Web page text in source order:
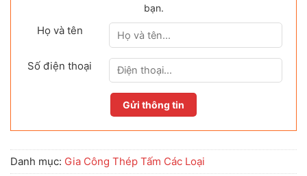
bạn.
Họ và tên
Số điện thoại
Danh mục: Gia Công Thép Tấm Các Loại